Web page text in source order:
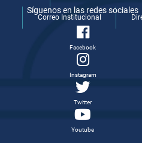
Correo Institucional
Síguenos en las redes sociales
Facebook
Instagram
Twitter
Youtube